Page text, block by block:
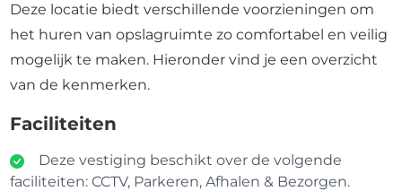
Deze locatie biedt verschillende voorzieningen om
het huren van opslagruimte zo comfortabel en veilig
mogelijk te maken. Hieronder vind je een overzicht
van de kenmerken.
Faciliteiten
Deze vestiging beschikt over de volgende
faciliteiten: CCTV, Parkeren, Afhalen & Bezorgen.